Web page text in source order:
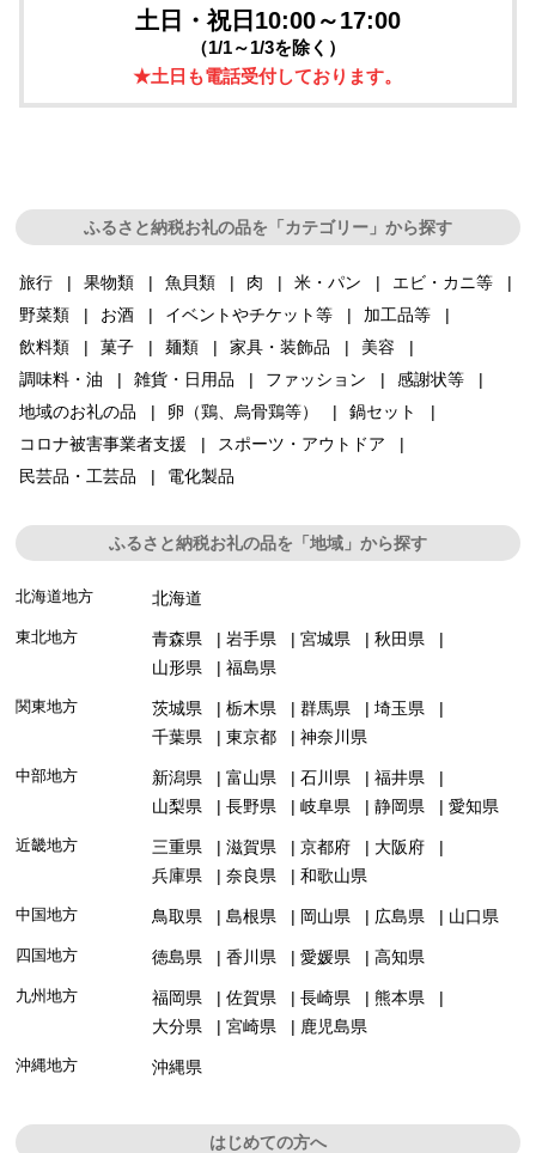
土日・祝日10:00～17:00
（1/1～1/3を除く）
★土日も電話受付しております。
ふるさと納税お礼の品を「カテゴリー」から探す
旅行 果物類 魚貝類 肉 米・パン
エビ・カニ等
野菜類
お酒 イベントやチケット等
加工品等
飲料類
菓子 麺類 家具・装飾品
美容
調味料・油
雑貨・日用品 ファッション
感謝状等
地域のお礼の品
卵（鶏、烏骨鶏等）
鍋セット
コロナ被害事業者支援
スポーツ・アウトドア
民芸品・工芸品
電化製品
ふるさと納税お礼の品を「地域」から探す
北海道地方 北海道
東北地方 青森県 岩手県 宮城県
秋田県
山形県
福島県
関東地方 茨城県 栃木県 群馬県
埼玉県
千葉県
東京都 神奈川県
中部地方 新潟県 富山県 石川県
福井県
山梨県
長野県 岐阜県 静岡県 愛知県
近畿地方 三重県 滋賀県 京都府
大阪府
兵庫県
奈良県 和歌山県
中国地方 鳥取県 島根県 岡山県 広島県 山口県
四国地方 徳島県 香川県 愛媛県 高知県
九州地方 福岡県 佐賀県 長崎県
熊本県
大分県
宮崎県 鹿児島県
沖縄地方 沖縄県
はじめての方へ